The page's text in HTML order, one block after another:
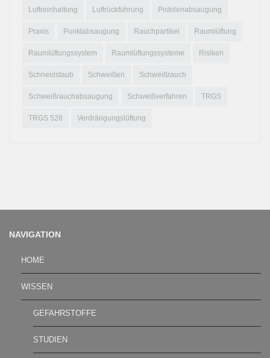
Luftreinhaltung Luftrückführung Pistolenabsaugung
Praxis Punktabsaugung Rauchpartikel Raumlüftung
Raumlüftungssystem Raumlüftungssysteme Risiken
Schneidstaub Schweißen Schweißrauch
Schweißrauchabsaugung Schweißverfahren TRGS
TRGS 528 Verdrängungslüftung
NAVIGATION
HOME
WISSEN
GEFAHRSTOFFE
STUDIEN